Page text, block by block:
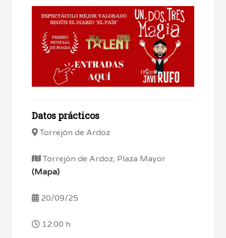
Datos prácticos
Torrejón de Ardoz
Torrejón de Ardoz, Plaza Mayor
(Mapa)
20/09/25
12:00 h